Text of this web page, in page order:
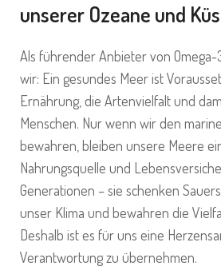
unserer Ozeane und
Als führender Anbieter von
wir: Ein gesundes Meer ist
Ernährung, die Artenvielfalt und
Menschen. Nur wenn wir den
bewahren, bleiben unsere Meere
Nahrungsquelle und
Generationen – sie schenken
unser Klima und bewahren die
Deshalb ist es für uns eine
Verantwortung zu übernehmen.